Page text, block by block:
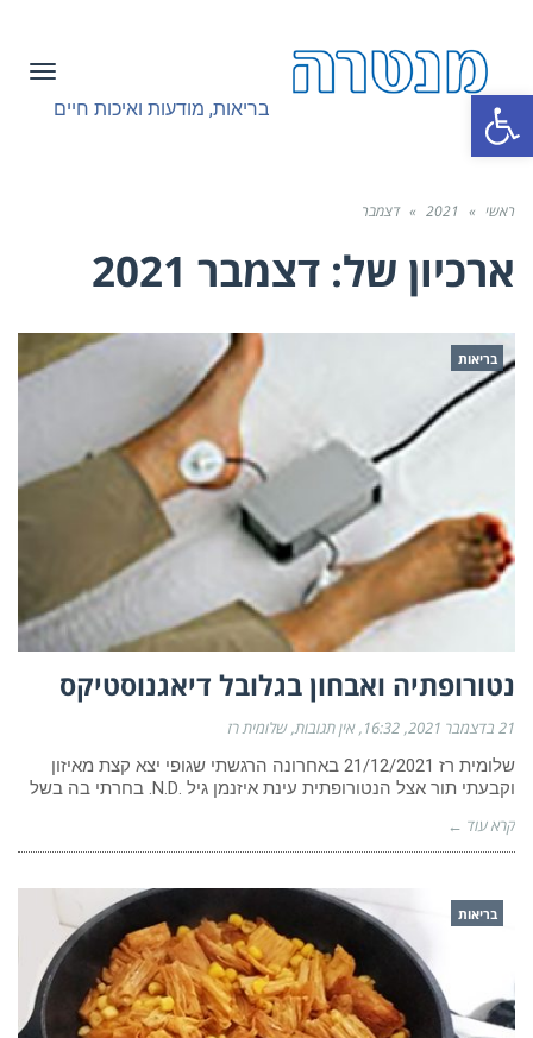
פתח סרגל נגישות בריאות, מודעות ואיכות חיים
ראשי »
2021
» דצמבר
ארכיון של: דצמבר 2021
בריאות
נטורופתיה ואבחון בגלובל דיאגנוסטיקס
21 בדצמבר 2021 16:32 אין תגובות שלומית רז
שלומית רז 21/12/2021 באחרונה הרגשתי שגופי יצא קצת מאיזון
וקבעתי תור אצל הנטורופתית עינת איזנמן גיל .N.D. בחרתי בה בשל
קרא עוד ←
בריאות